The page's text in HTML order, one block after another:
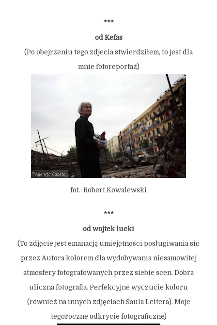
***
od Kefas
(Po obejrzeniu tego zdjecia stwierdziłem, to jest dla
mnie fotoreportaż)
fot.: Robert Kowalewski
***
od wojtek lucki
(To zdjęcie jest emanacją umiejętności posługiwania się
przez Autora kolorem dla wydobywania niesamowitej
atmosfery fotografowanych przez siebie scen. Dobra
uliczna fotografia. Perfekcyjne wyczucie koloru
(również na innych zdjęciach Saula Leitera). Moje
tegoroczne odkrycie fotograficzne)